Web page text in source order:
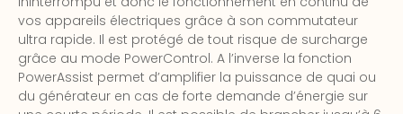
vos appareils électriques grâce à son commutateur
ultra rapide. Il est protégé de tout risque de surcharge
grâce au mode PowerControl. A l’inverse la fonction
PowerAssist permet d’amplifier la puissance de quai ou
du générateur en cas de forte demande d’énergie sur